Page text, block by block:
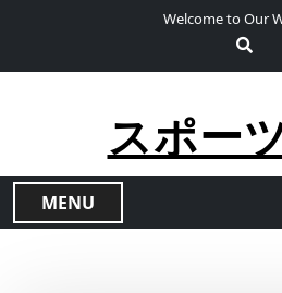
Welcome to Our
スポー
MENU